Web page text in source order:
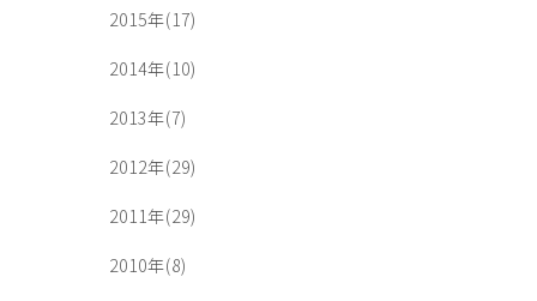
2015年(17)
2014年(10)
2013年(7)
2012年(29)
2011年(29)
2010年(8)